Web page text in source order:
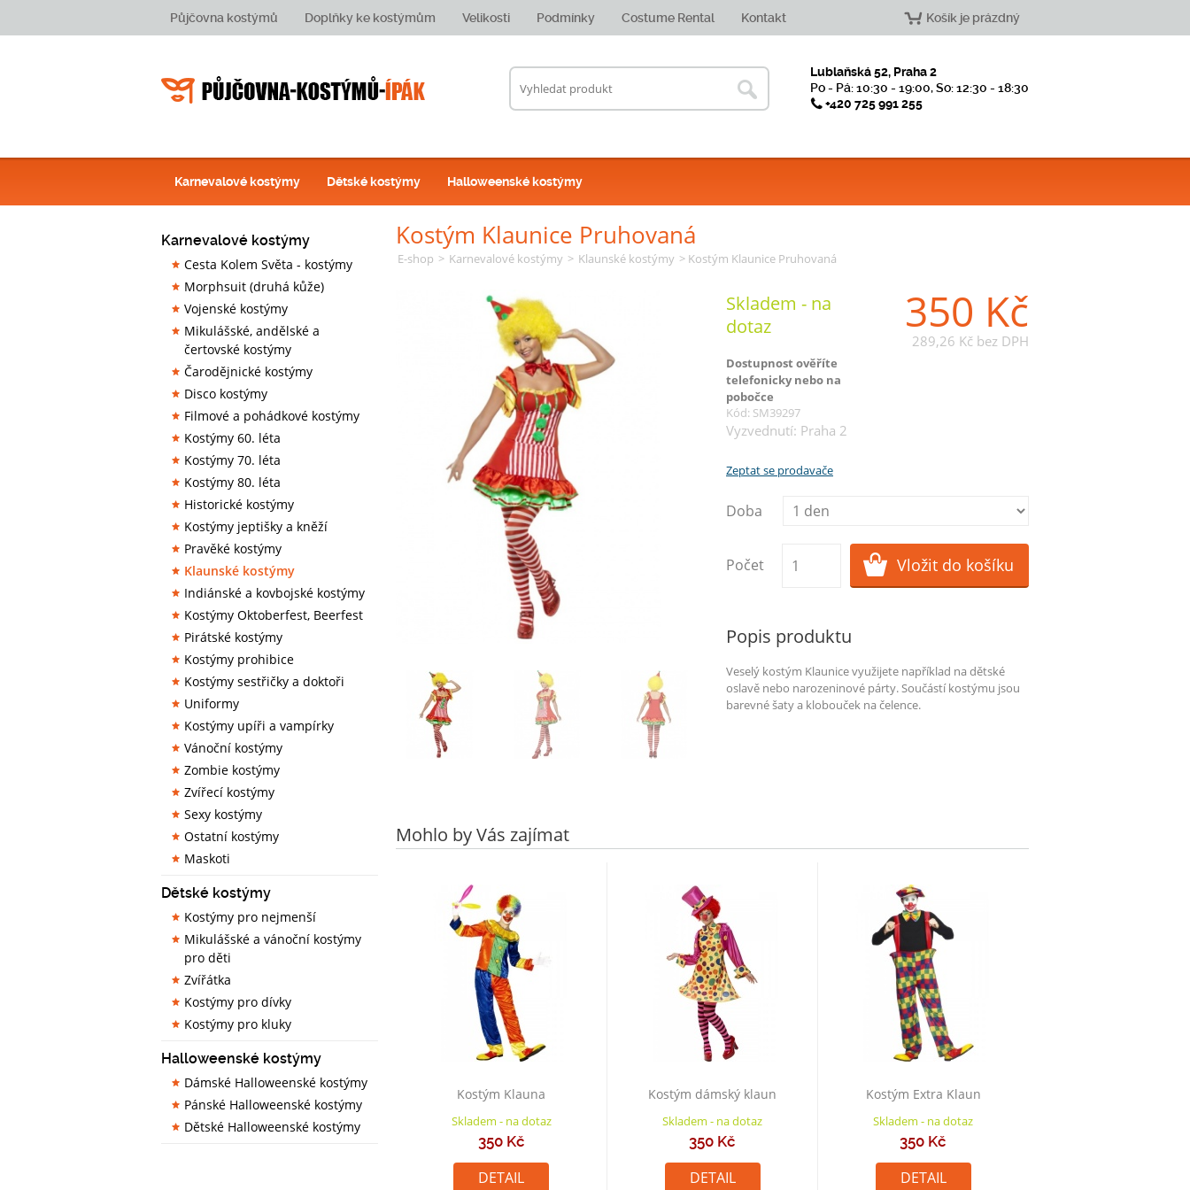
Půjčovna kostýmů Doplňky ke kostýmům Velikosti Podmínky Costume Rental Kontakt Košík je prázdný
Lublaňská 52, Praha 2
Po - Pá: 10:30 - 19:00, So: 12:30 - 18:30
+420 725 991 255
Karnevalové kostýmy Dětské kostýmy Halloweenské kostýmy
Karnevalové kostýmy
Cesta Kolem Světa - kostýmy
Morphsuit (druhá kůže)
Vojenské kostýmy
Mikulášské, andělské a
čertovské kostýmy
Čarodějnické kostýmy
Disco kostýmy
Filmové a pohádkové kostýmy
Kostýmy 60. léta
Kostýmy 70. léta
Kostýmy 80. léta
Historické kostýmy
Kostýmy jeptišky a kněží
Pravěké kostýmy
Klaunské kostýmy
Indiánské a kovbojské kostýmy
Kostýmy Oktoberfest, Beerfest
Pirátské kostýmy
Kostýmy prohibice
Kostýmy sestřičky a doktoři
Uniformy
Kostýmy upíři a vampírky
Vánoční kostýmy
Zombie kostýmy
Zvířecí kostýmy
Sexy kostýmy
Ostatní kostýmy
Maskoti
Dětské kostýmy
Kostýmy pro nejmenší
Mikulášské a vánoční kostýmy
pro děti
Zvířátka
Kostýmy pro dívky
Kostýmy pro kluky
Halloweenské kostýmy
Dámské Halloweenské kostýmy
Pánské Halloweenské kostýmy
Dětské Halloweenské kostýmy
Kostým Klaunice Pruhovaná
E-shop > Karnevalové kostýmy > Klaunské kostýmy > Kostým Klaunice Pruhovaná
350 Kč
289,26 Kč bez DPH
Skladem - na
dotaz
Dostupnost ověříte
telefonicky nebo na
pobočce
Kód: SM39297
Vyzvednutí: Praha 2
Zeptat se prodavače
Doba
Počet
Popis produktu
Veselý kostým Klaunice využijete například na dětské
oslavě nebo narozeninové párty. Součástí kostýmu jsou
barevné šaty a klobouček na čelence.
Mohlo by Vás zajímat
Kostým Klauna
Skladem - na dotaz
350 Kč
DETAIL
Kostým dámský klaun
Skladem - na dotaz
350 Kč
DETAIL
Kostým Extra Klaun
Skladem - na dotaz
350 Kč
DETAIL